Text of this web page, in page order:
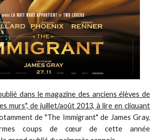
dans le magazine des anciens élèves de
murs", de juillet/août 2013, à lire en cliquant
de "The Immigrant" de James Gray,
coups de cœur de cette année